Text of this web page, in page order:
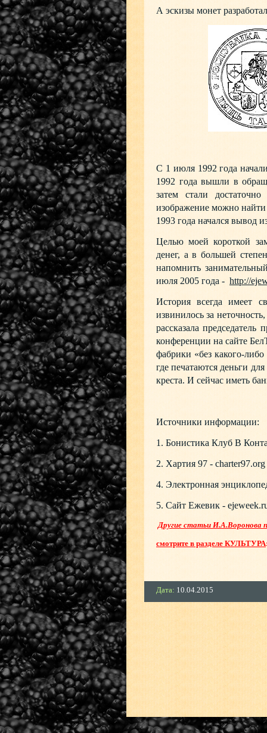
А эскизы монет
С 1 июля 1992 года
1992 года вышли в
затем стали
изображение можно
1993 года начался вывод
Целью моей короткой
денег, а в большей
напомнить
июля 2005 года - http://
История всегда имеет
извинилось за
рассказала
конференции на сайте
фабрики «без какого-
где печатаются деньги
креста. И сейчас иметь
Источники информации:
1. Бонистика Клуб В
2. Хартия 97 - charter97.org
4. Электронная
5. Сайт Ежевик -
Другие статьи И.А.Воронова
смотрите в разделе КУЛЬТУРА
Дата: 10.04.2015